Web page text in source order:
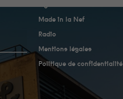
Made in la Nef
Radio
Mentions légales
Politique de confidentialité